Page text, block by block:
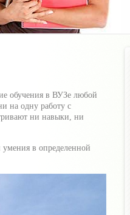
обучения в ВУЗе любой
на одну работу с
ни навыки, ни
в определенной